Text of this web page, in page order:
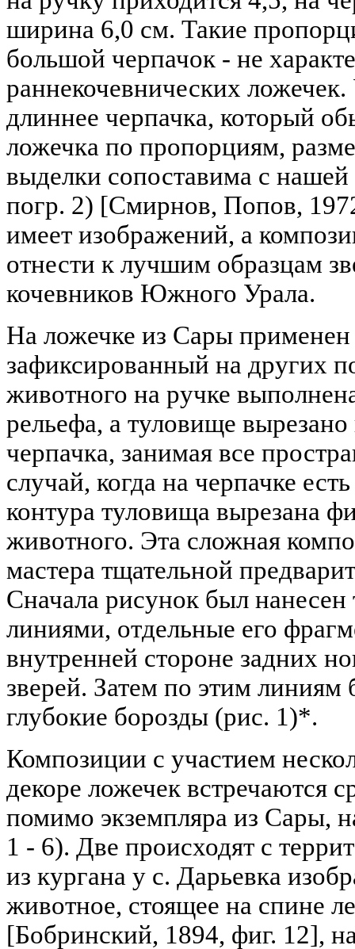
ширина 6,0 см. Такие
большой черпачок - не
раннекочевнических
длиннее черпачка, который
ложечка по пропорциям,
выделки сопоставима с
погр. 2) [Смирнов, Попов,
имеет изображений, а
отнести к лучшим образцам
кочевников Южного Урала.
На ложечке из Сары
зафиксированный на других
животного на ручке
рельефа, а туловище
черпачка, занимая все
случай, когда на черпачке
контура туловища вырезана
животного. Эта сложная
мастера тщательной
Сначала рисунок был
линиями, отдельные его
внутренней стороне задних
зверей. Затем по этим
глубокие борозды (рис. 1)*.
Композиции с участием
декоре ложечек встречаются
помимо экземпляра из Сары,
1 - 6). Две происходят с
из кургана у с. Дарьевка
животное, стоящее на спине
[Бобринский, 1894, фиг. 12],